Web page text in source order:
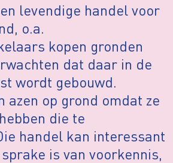
levendige handel voor
o.a.
kopen gronden
dat daar in de
wordt gebouwd.
azen op grond omdat ze
die te
handel kan interessant
is van voorkennis,